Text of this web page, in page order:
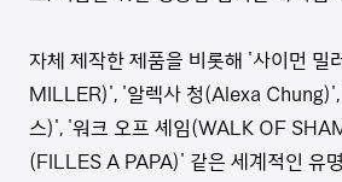
자체 제작한 제품을 비롯해 '사이먼 밀
MILLER)', '알렉사 청(Alexa Chung)',
스)', '워크 오프 셰임(WALK OF
(FILLES A PAPA)' 같은 세계적인 유